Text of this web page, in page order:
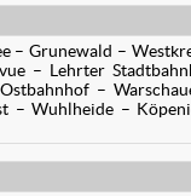
– Grunewald –
– Lehrter
–
– Wuhlheide –